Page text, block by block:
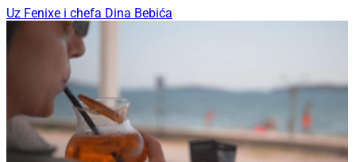
Uz Fenixe i chefa Dina Bebića